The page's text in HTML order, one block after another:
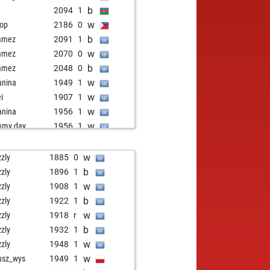
2094 1 b
2186 0 w
2091 1 b
2070 0 w
2048 0 b
1949 1 w
1907 1 w
1956 1 w
day 1956 1 w
2143 b
2165 w
2080 w
2061 b
1982 b
2086 w
1939 w
1977 w
1885 0 w
1896 1 b
1908 1 w
1922 1 b
1918 r w
1932 1 b
1948 1 w
1949 1 w